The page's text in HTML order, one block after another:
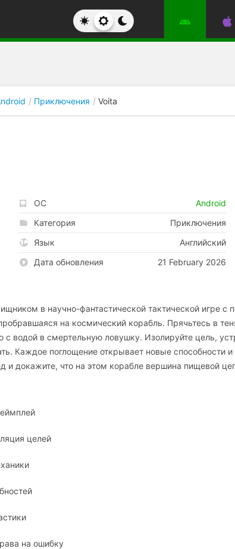
Приключения Voita
ОС
Android
Категория
Приключения
Язык
Английский
Дата обновления
21 February 2026
в научно-фантастической тактической игре
на космический корабль. Прячьтесь в
водой в смертельную ловушку. Изолируйте цель,
Каждое поглощение открывает новые способности
и докажите, что на этом корабле вершина пищевой
целей
на ошибку